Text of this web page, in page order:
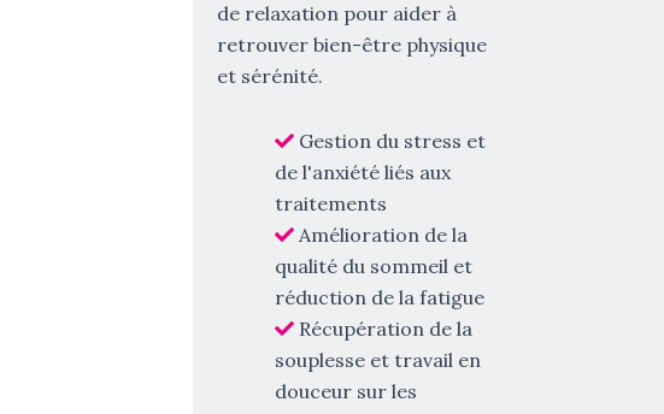
de relaxation pour aider à
retrouver bien-être physique
et sérénité.
Gestion du stress et
de l'anxiété liés aux
traitements
Amélioration de la
qualité du sommeil et
réduction de la fatigue
Récupération de la
souplesse et travail en
douceur sur les